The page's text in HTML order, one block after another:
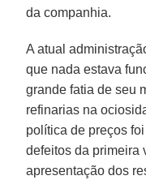
da companhia.
A atual
que nada estava
grande fatia de seu
refinarias na
política de preços
defeitos da primeira
apresentação dos